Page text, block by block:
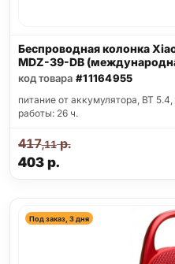
Беспроводная колонка
MDZ-39-DB
код товара #11164955
питание от аккумулятора, BT
работы: 26 ч.
403р.
417,11р.
Под заказ, 3 дня